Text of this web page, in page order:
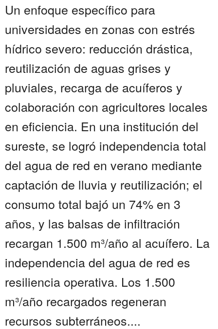
Un enfoque específico para
universidades en zonas con estrés
hídrico severo: reducción drástica,
reutilización de aguas grises y
pluviales, recarga de acuíferos y
colaboración con agricultores locales
en eficiencia. En una institución del
sureste, se logró independencia total
del agua de red en verano mediante
captación de lluvia y reutilización; el
consumo total bajó un 74% en 3
años, y las balsas de infiltración
recargan 1.500 m³/año al acuífero. La
independencia del agua de red es
resiliencia operativa. Los 1.500
m³/año recargados regeneran
recursos subterráneos....